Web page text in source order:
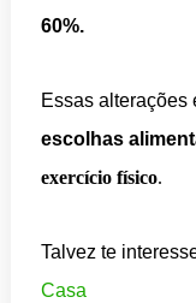
60%.
Essas alterações
escolhas
exercício físico.
Talvez te
Casa